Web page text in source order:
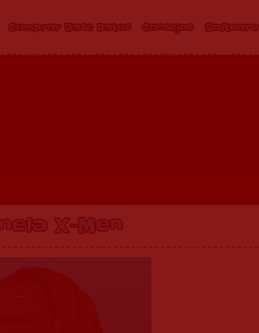
Comprar Base Datos Consejos Software
X-Men